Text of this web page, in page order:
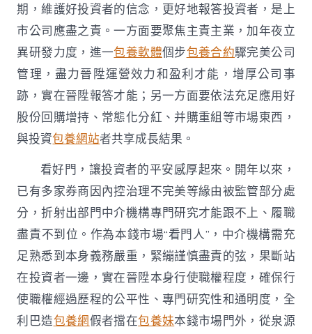
期，維護好投資者的信念，更好地報答投資者，是上
市公司應盡之責。一方面要聚焦主責主業，加年夜立
異研發力度，進一包養軟體個步包養合約驟完美公司
管理，盡力晉陞運營效力和盈利才能，增厚公司事
跡，實在晉陞報答才能；另一方面要依法充足應用好
股份回購增持、常態化分紅、并購重組等市場東西，
與投資包養網站者共享成長結果。
看好門，讓投資者的平安感厚起來。開年以來，
已有多家券商因內控治理不完美等緣由被監管部分處
分，折射出部門中介機構專門研究才能跟不上、履職
盡責不到位。作為本錢市場“看門人”，中介機構需充
足熟悉到本身義務嚴重，緊繃謹慎盡責的弦，果斷站
在投資者一邊，實在晉陞本身行使職權程度，確保行
使職權經過歷程的公平性、專門研究性和通明度，全
利巴造包養網假者擋在包養妹本錢市場門外，從泉源